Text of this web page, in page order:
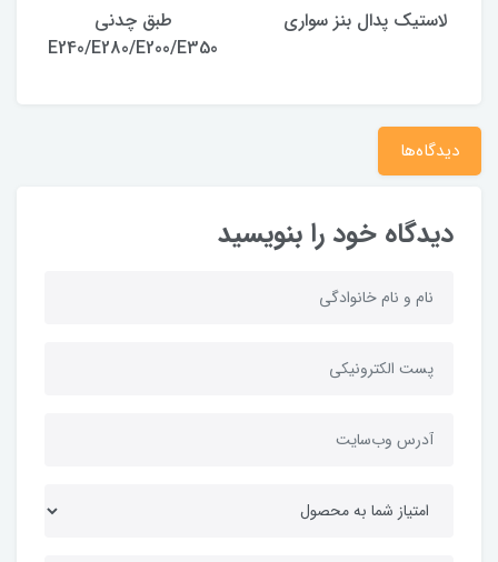
لاستیک پدال بنز سواری
طبق چدنی
E240/E280/E200/E350
دیدگاه‌ها
دیدگاه خود را بنویسید